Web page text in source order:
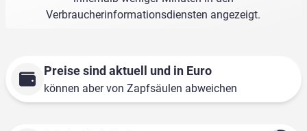
Verbraucherinformationsdiensten angezeigt.
Preise sind aktuell und in Euro
können aber von Zapfsäulen abweichen